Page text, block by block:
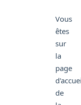
Vous
êtes
sur
la
page
de